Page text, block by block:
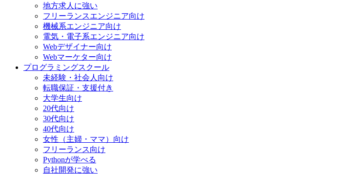
地方求人に強い
フリーランスエンジニア向け
機械系エンジニア向け
電気・電子系エンジニア向け
Webデザイナー向け
Webマーケター向け
プログラミングスクール
未経験・社会人向け
転職保証・支援付き
大学生向け
20代向け
30代向け
40代向け
女性（主婦・ママ）向け
フリーランス向け
Pythonが学べる
自社開発に強い